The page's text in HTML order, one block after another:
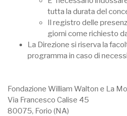
tutta la durata del
Il registro delle
giorni come richiesto
La Direzione si riserva la
programma in caso di
Fondazione William Walton e La
Via Francesco Calise 45
80075, Forio (NA)